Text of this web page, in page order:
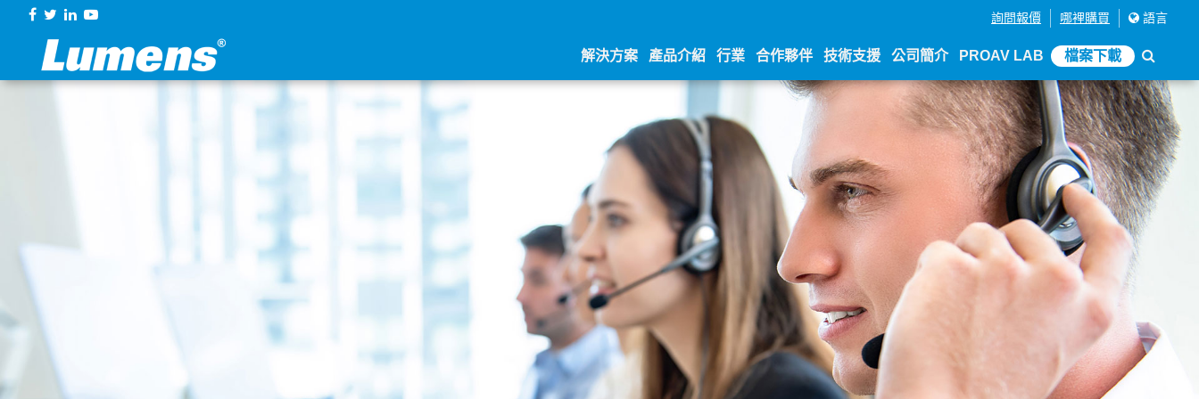
詢問報價 哪裡購買 語言
解決方案 產品介紹 行業 合作夥伴 技術支援 公司簡介 PROAV LAB 檔案下載